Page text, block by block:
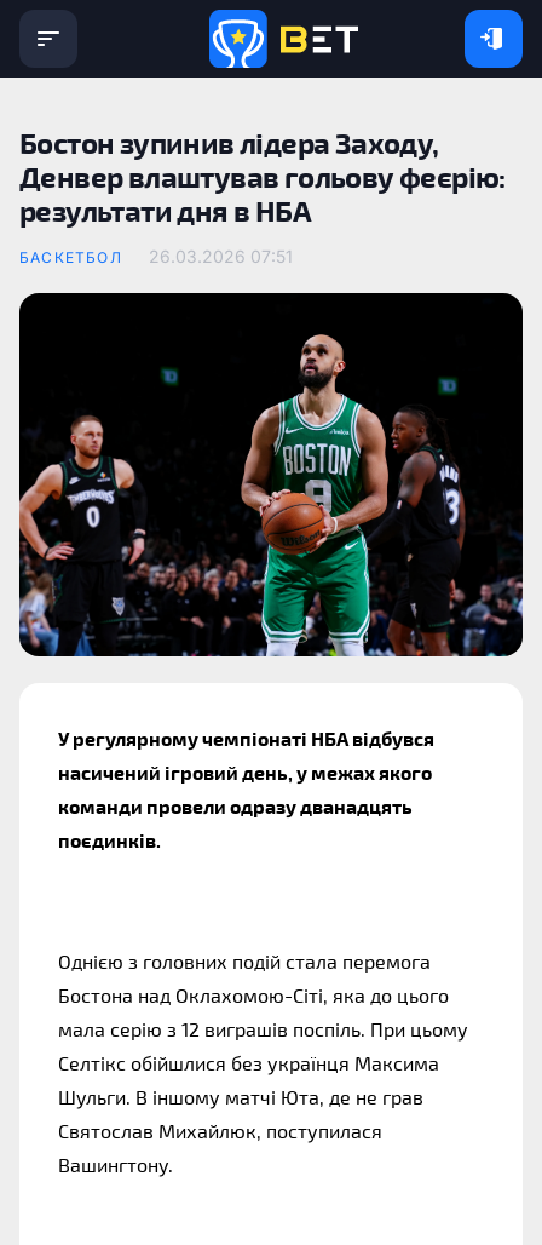
Бостон зупинив лідера Заходу,
Денвер влаштував гольову феєрію:
результати дня в НБА
БАСКЕТБОЛ 26.03.2026 07:51
У регулярному чемпіонаті НБА відбувся
насичений ігровий день, у межах якого
команди провели одразу дванадцять
поєдинків.
Однією з головних подій стала перемога
Бостона над Оклахомою-Сіті, яка до цього
мала серію з 12 виграшів поспіль. При цьому
Селтікс обійшлися без українця Максима
Шульги. В іншому матчі Юта, де не грав
Святослав Михайлюк, поступилася
Вашингтону.